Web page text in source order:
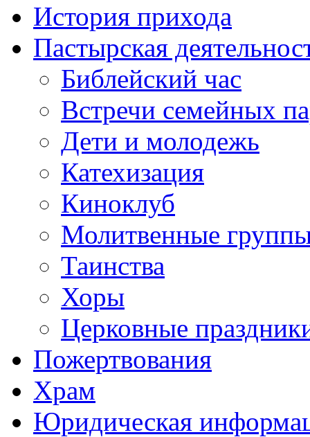
История прихода
Пастырская
Библейский час
Встречи семейных
Дети и молодежь
Катехизация
Киноклуб
Молитвенные
Таинства
Хоры
Церковные
Пожертвования
Храм
Юридическая